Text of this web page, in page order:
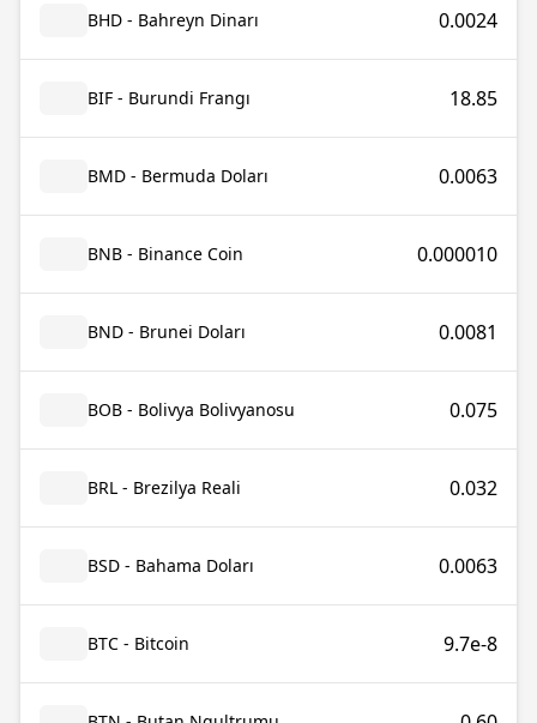
BHD - Bahreyn Dinarı 0.0024
BIF - Burundi Frangı 18.85
BMD - Bermuda Doları 0.0063
BNB - Binance Coin 0.000010
BND - Brunei Doları 0.0081
BOB - Bolivya Bolivyanosu 0.075
BRL - Brezilya Reali 0.032
BSD - Bahama Doları 0.0063
BTC - Bitcoin 9.7e-8